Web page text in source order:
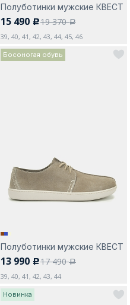
Полуботинки мужские КВЕСТ
15 490 c19 370a
39, 40, 41, 42, 43, 44, 45, 46
Босоногая обувь
Полуботинки мужские КВЕСТ
13 990 c17 490a
39, 40, 41, 42, 43, 44
Новинка